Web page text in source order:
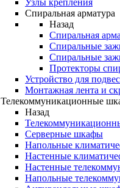
Узлы крепления
Спиральная арматура
Назад
Спиральная
Спиральные
Спиральные
Протекторы
Устройство для
Монтажная лента и
Телекоммуникационные
Назад
Серверные шкафы
Напольные
Настенные
Настенные
Напольные